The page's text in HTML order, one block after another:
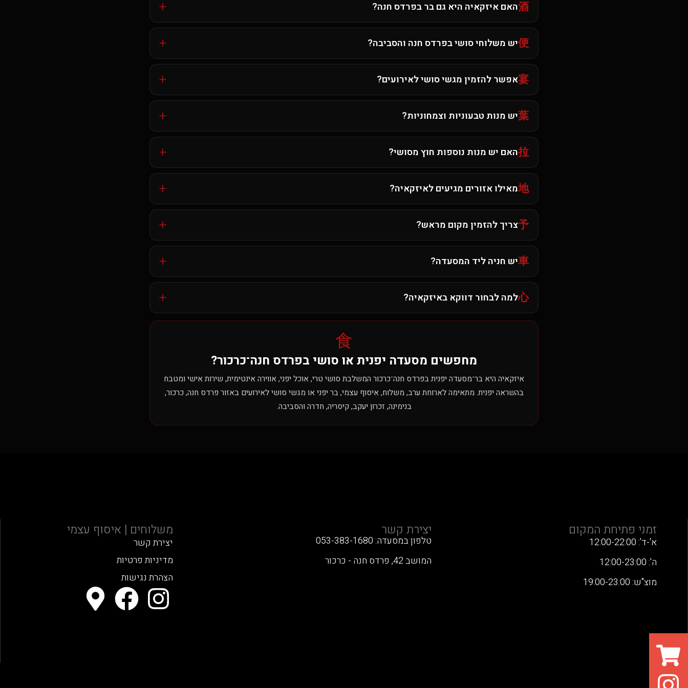
酒האם איזקאיה היא גם בר בפרדס חנה? +
便יש משלוחי סושי בפרדס חנה והסביבה? +
宴אפשר להזמין מגשי סושי לאירועים? +
葉יש מנות טבעוניות וצמחוניות? +
拉האם יש מנות נוספות חוץ מסושי? +
地מאילו אזורים מגיעים לאיזקאיה? +
予צריך להזמין מקום מראש? +
車יש חניה ליד המסעדה? +
心למה לבחור דווקא באיזקאיה? +
食
מחפשים מסעדה יפנית או סושי בפרדס חנה־כרכור?
איזקאיה היא בר־מסעדה יפנית בפרדס חנה־כרכור המשלבת סושי טרי, אוכל יפני, אווירה אינטימית, שירות אישי ומטבח
בהשראה יפנית. מתאימה לארוחת ערב, משלוח, איסוף עצמי, בר יפני או מגשי סושי לאירועים באזור פרדס חנה, כרכור,
בנימינה, זכרון יעקב, קיסריה, חדרה והסביבה.
זמני פתיחת המקום
א'-ד': 12:00-22:00
ה': 12:00-23:00
מוצ"ש: 19:00-23:00
יצירת קשר
טלפון במסעדה: 053-383-1680
המושב 42, פרדס חנה - כרכור
משלוחים | איסוף עצמי
יצירת קשר
מדיניות פרטיות
הצהרת נגישות